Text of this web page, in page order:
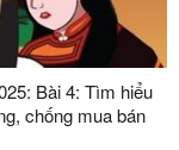
Bài 4: Tìm hiểu
chống mua bán